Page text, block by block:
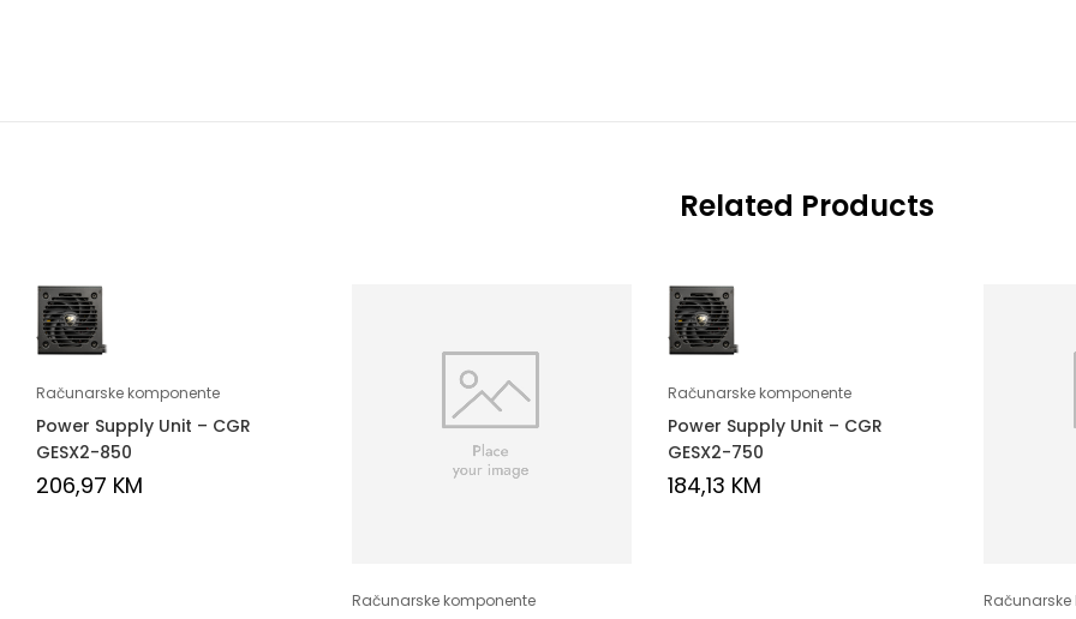
Related Products
Računarske komponente
Power Supply Unit – CGR
GESX2-850
206,97 KM
Računarske komponente
Računarske komponente
Power Supply Unit – CGR
GESX2-750
184,13 KM